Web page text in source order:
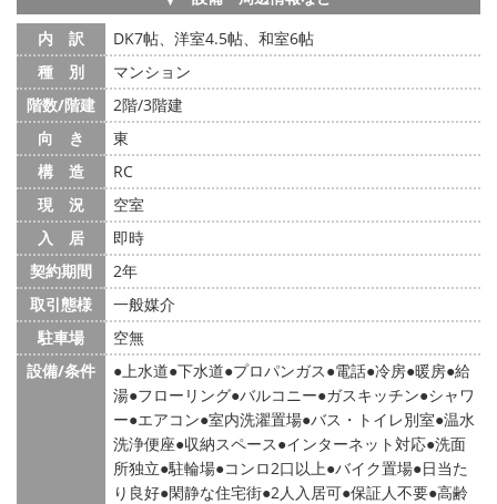
内 訳
DK7帖、洋室4.5帖、和室6帖
種 別
マンション
階数/階建
2階/3階建
向 き
東
構 造
RC
現 況
空室
入 居
即時
契約期間
2年
取引態様
一般媒介
駐車場
空無
設備/条件
上水道 下水道 プロパンガス 電話 冷房 暖房 給
湯 フローリング バルコニー ガスキッチン シャワ
ー エアコン 室内洗濯置場 バス・トイレ別室 温水
洗浄便座 収納スペース インターネット対応 洗面
所独立 駐輪場 コンロ2口以上 バイク置場 日当た
り良好 閑静な住宅街 2人入居可 保証人不要 高齢